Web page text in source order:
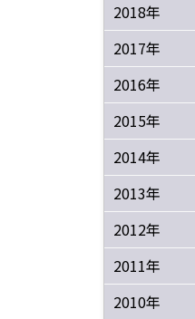
2018年
2017年
2016年
2015年
2014年
2013年
2012年
2011年
2010年